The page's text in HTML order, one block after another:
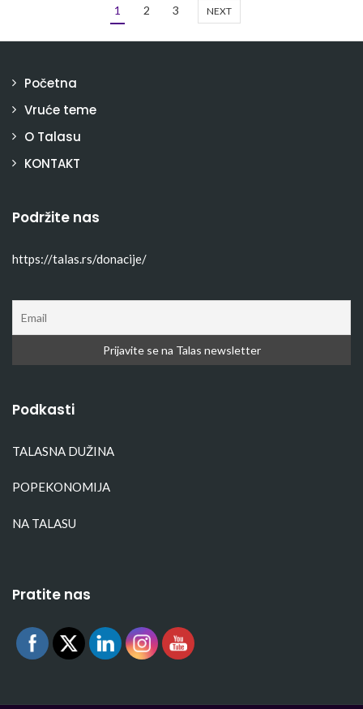
1 2 3 NEXT
Početna
Vruće teme
O Talasu
KONTAKT
Podržite nas
https://talas.rs/donacije/
Podkasti
TALASNA DUŽINA
POPEKONOMIJA
NA TALASU
Pratite nas